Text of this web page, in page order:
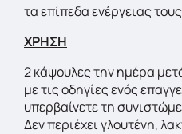
τα επίπεδα ενέργειας
ΧΡΗΣΗ
2 κάψουλες την ημέρα
με τις οδηγίες ενός
υπερβαίνετε τη
Δεν περιέχει γλουτένη,